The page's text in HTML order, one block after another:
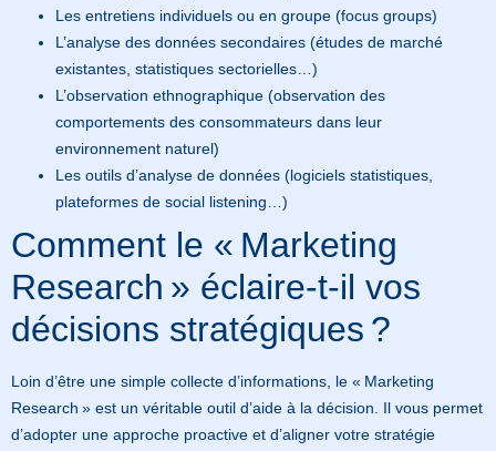
Les entretiens individuels ou en groupe (focus groups)
L’analyse des données secondaires (études de marché
existantes, statistiques sectorielles…)
L’observation ethnographique (observation des
comportements des consommateurs dans leur
environnement naturel)
Les outils d’analyse de données (logiciels statistiques,
plateformes de social listening…)
Comment le « Marketing
Research » éclaire-t-il vos
décisions stratégiques ?
Loin d’être une simple collecte d’informations, le « Marketing
Research » est un véritable outil d’aide à la décision. Il vous permet
d’adopter une approche proactive et d’aligner votre stratégie